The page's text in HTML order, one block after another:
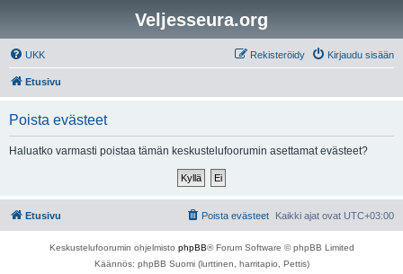
Veljesseura.org
UKK Kirjaudu sisään
Rekisteröidy
Etusivu
Poista evästeet
Haluatko varmasti poistaa tämän keskustelufoorumin asettamat evästeet?
Etusivu Kaikki ajat ovat UTC+03:00
Poista evästeet
Keskustelufoorumin ohjelmisto phpBB® Forum Software © phpBB Limited
Käännös: phpBB Suomi (lurttinen, harritapio, Pettis)